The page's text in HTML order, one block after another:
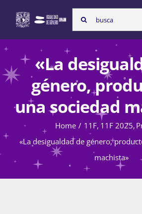
content
Search
for:
Inicio
Nosotras
Programas
Atención de la
«La
género,
una sociedad
Home 11F 11F 2025
«La desigualdad de género,
machista»